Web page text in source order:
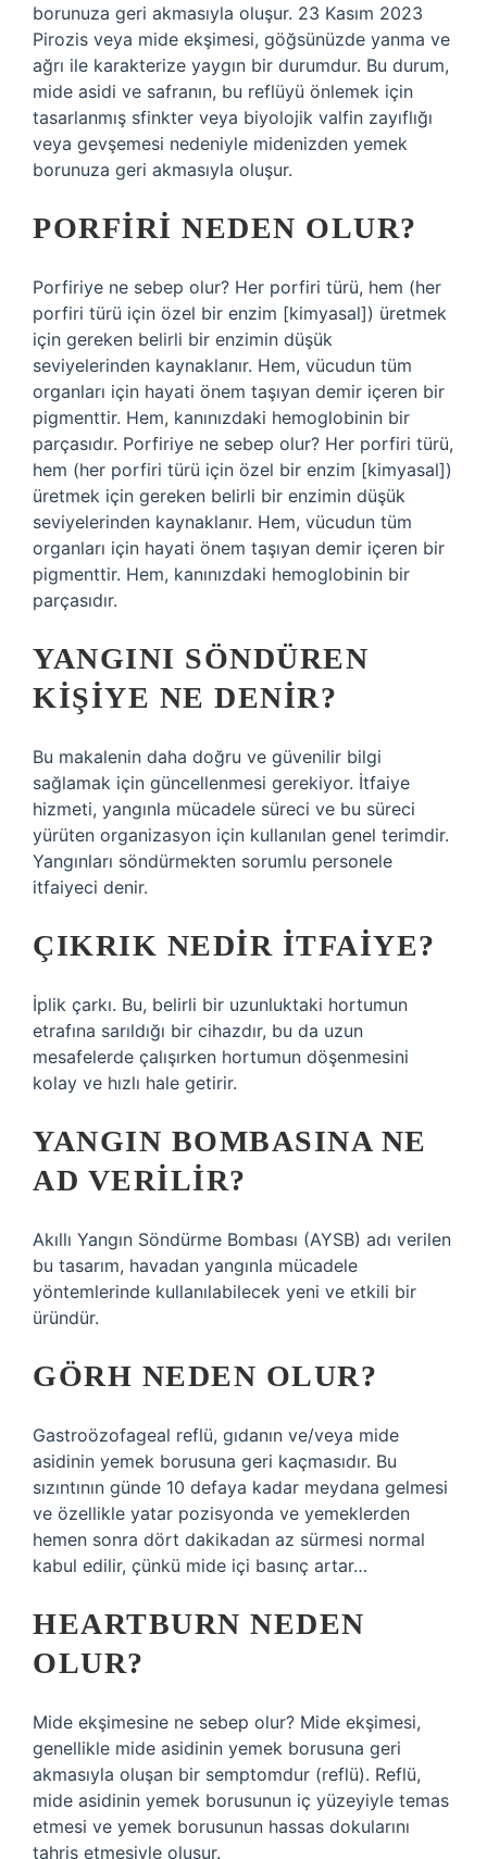
borunuza geri akmasıyla oluşur. 23 Kasım 2023
Pirozis veya mide ekşimesi, göğsünüzde yanma ve
ağrı ile karakterize yaygın bir durumdur. Bu durum,
mide asidi ve safranın, bu reflüyü önlemek için
tasarlanmış sfinkter veya biyolojik valfin zayıflığı
veya gevşemesi nedeniyle midenizden yemek
borunuza geri akmasıyla oluşur.
PORFIRI NEDEN OLUR?
Porfiriye ne sebep olur? Her porfiri türü, hem (her
porfiri türü için özel bir enzim [kimyasal]) üretmek
için gereken belirli bir enzimin düşük
seviyelerinden kaynaklanır. Hem, vücudun tüm
organları için hayati önem taşıyan demir içeren bir
pigmenttir. Hem, kanınızdaki hemoglobinin bir
parçasıdır. Porfiriye ne sebep olur? Her porfiri türü,
hem (her porfiri türü için özel bir enzim [kimyasal])
üretmek için gereken belirli bir enzimin düşük
seviyelerinden kaynaklanır. Hem, vücudun tüm
organları için hayati önem taşıyan demir içeren bir
pigmenttir. Hem, kanınızdaki hemoglobinin bir
parçasıdır.
YANGINI SÖNDÜREN
KIŞIYE NE DENIR?
Bu makalenin daha doğru ve güvenilir bilgi
sağlamak için güncellenmesi gerekiyor. İtfaiye
hizmeti, yangınla mücadele süreci ve bu süreci
yürüten organizasyon için kullanılan genel terimdir.
Yangınları söndürmekten sorumlu personele
itfaiyeci denir.
ÇIKRIK NEDIR ITFAIYE?
İplik çarkı. Bu, belirli bir uzunluktaki hortumun
etrafına sarıldığı bir cihazdır, bu da uzun
mesafelerde çalışırken hortumun döşenmesini
kolay ve hızlı hale getirir.
YANGIN BOMBASINA NE
AD VERILIR?
Akıllı Yangın Söndürme Bombası (AYSB) adı verilen
bu tasarım, havadan yangınla mücadele
yöntemlerinde kullanılabilecek yeni ve etkili bir
üründür.
GÖRH NEDEN OLUR?
Gastroözofageal reflü, gıdanın ve/veya mide
asidinin yemek borusuna geri kaçmasıdır. Bu
sızıntının günde 10 defaya kadar meydana gelmesi
ve özellikle yatar pozisyonda ve yemeklerden
hemen sonra dört dakikadan az sürmesi normal
kabul edilir, çünkü mide içi basınç artar…
HEARTBURN NEDEN
OLUR?
Mide ekşimesine ne sebep olur? Mide ekşimesi,
genellikle mide asidinin yemek borusuna geri
akmasıyla oluşan bir semptomdur (reflü). Reflü,
mide asidinin yemek borusunun iç yüzeyiyle temas
etmesi ve yemek borusunun hassas dokularını
tahriş etmesiyle oluşur.